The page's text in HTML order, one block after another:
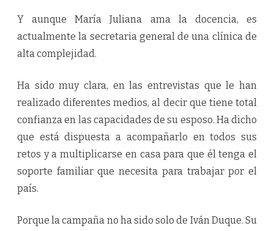
Y aunque María Juliana ama la docencia, es
actualmente la secretaria general de una clínica de
alta complejidad.
Ha sido muy clara, en las entrevistas que le han
realizado diferentes medios, al decir que tiene total
confianza en las capacidades de su esposo. Ha dicho
que está dispuesta a acompañarlo en todos sus
retos y a multiplicarse en casa para que él tenga el
soporte familiar que necesita para trabajar por el
país.
Porque la campaña no ha sido solo de Iván Duque. Su